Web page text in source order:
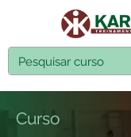
Curso